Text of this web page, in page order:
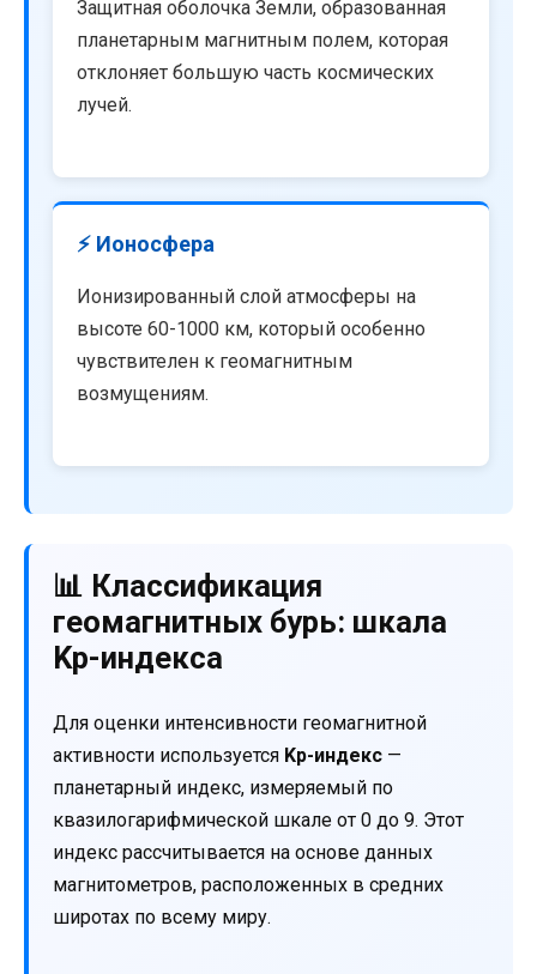
Защитная оболочка Земли, образованная
планетарным магнитным полем, которая
отклоняет большую часть космических
лучей.
⚡ Ионосфера
Ионизированный слой атмосферы на
высоте 60-1000 км, который особенно
чувствителен к геомагнитным
возмущениям.
📊 Классификация
геомагнитных бурь: шкала
Kp-индекса
Для оценки интенсивности геомагнитной
активности используется Kp-индекс —
планетарный индекс, измеряемый по
квазилогарифмической шкале от 0 до 9. Этот
индекс рассчитывается на основе данных
магнитометров, расположенных в средних
широтах по всему миру.